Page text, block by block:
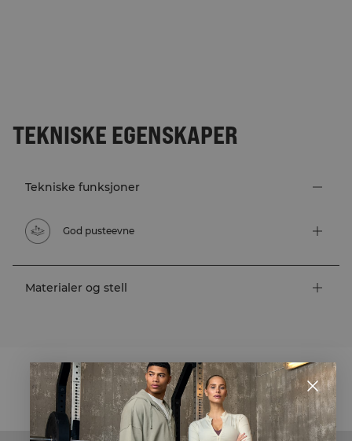
TEKNISKE EGENSKAPER
Tekniske funksjoner
God pusteevne
Materialer og stell
STYLE WITH